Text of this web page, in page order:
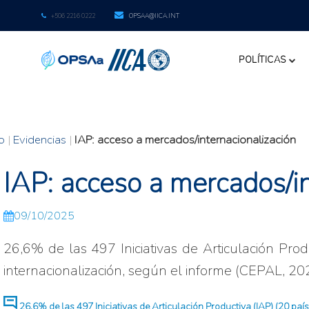
+506 2216 0222 OPSAA@IICA.INT
POLÍTICAS
| Evidencias | IAP: acceso a mercados/internacionalización
IAP: acceso a
09/10/2025
26,6% de las 497 Iniciativas de Articulación
internacionalización, según el informe (CEPAL,